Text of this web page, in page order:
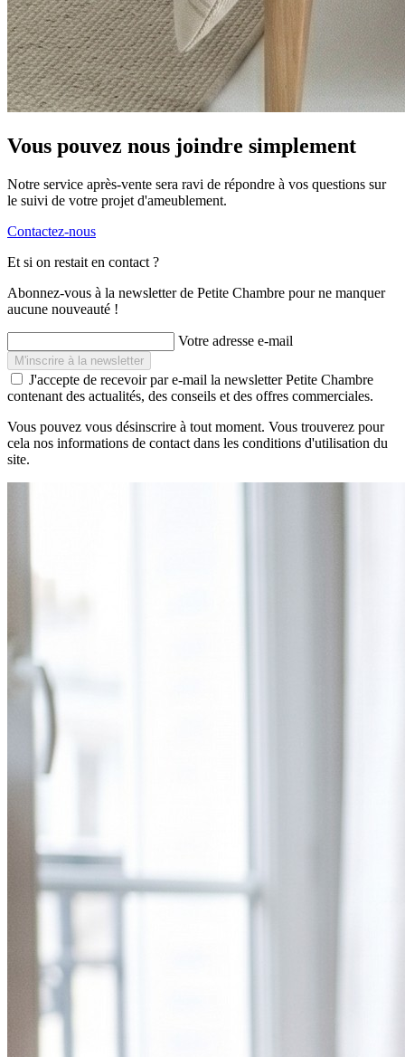
Vous pouvez nous joindre simplement
Notre service après-vente sera ravi de répondre à vos questions sur
le suivi de votre projet d'ameublement.
Contactez-nous
Et si on restait en contact ?
Abonnez-vous à la newsletter de Petite Chambre pour ne manquer
aucune nouveauté !
Votre adresse e-mail
J'accepte de recevoir par e-mail la newsletter Petite Chambre
contenant des actualités, des conseils et des offres commerciales.
Vous pouvez vous désinscrire à tout moment. Vous trouverez pour
cela nos informations de contact dans les conditions d'utilisation du
site.